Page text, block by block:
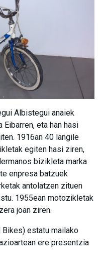
Albistegui anaiek
Eibarren, eta han hasi
1916an 40 langile
egiten hasi ziren,
bizikleta marka
enpresa batzuek
antolatzen zituen
1955ean motozikletak
joan ziren.
Bikes) estatu mailako
ere presentzia